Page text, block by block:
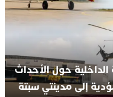
حول الأحداث
إلى مدينتي سبتة